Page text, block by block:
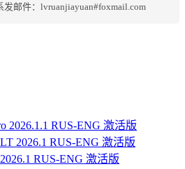
邮件：lvruanjiayuan#foxmail.com
2026.1.1 RUS-ENG 激活版
2026.1 RUS-ENG 激活版
RUS-ENG 激活版